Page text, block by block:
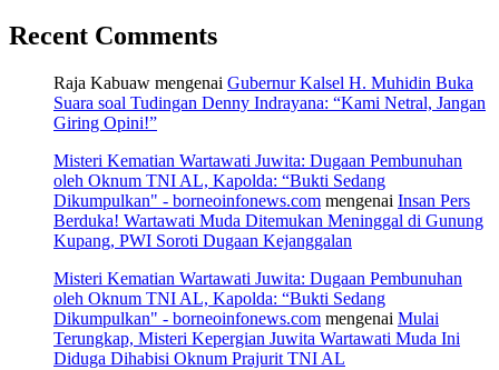
Recent Comments
Raja Kabuaw mengenai Gubernur Kalsel H. Muhidin Buka
Suara soal Tudingan Denny Indrayana: “Kami Netral, Jangan
Giring Opini!”
Misteri Kematian Wartawati Juwita: Dugaan Pembunuhan
oleh Oknum TNI AL, Kapolda: “Bukti Sedang
Dikumpulkan" - borneoinfonews.com mengenai Insan Pers
Berduka! Wartawati Muda Ditemukan Meninggal di Gunung
Kupang, PWI Soroti Dugaan Kejanggalan
Misteri Kematian Wartawati Juwita: Dugaan Pembunuhan
oleh Oknum TNI AL, Kapolda: “Bukti Sedang
Dikumpulkan" - borneoinfonews.com mengenai Mulai
Terungkap, Misteri Kepergian Juwita Wartawati Muda Ini
Diduga Dihabisi Oknum Prajurit TNI AL